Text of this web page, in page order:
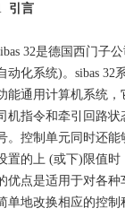
引言
32是德国西门子
动化系统)。sibas
能通用计算机系统，
机指令和牵引回路
。控制单元同时还
置的上 (或下)限值时
优点是适用于对各
单地改换相应的控